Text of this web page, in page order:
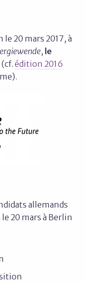
le 20 mars 2017, à
, le
(cf. édition 2016
allemands
20 mars à Berlin